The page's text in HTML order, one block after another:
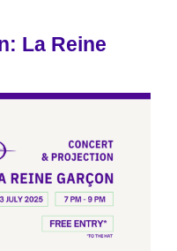
La Reine